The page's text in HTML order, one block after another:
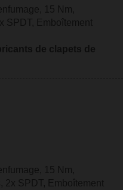
15 Nm,
SPDT, Emboîtement
de clapets de
15 Nm,
2x SPDT, Emboîtement